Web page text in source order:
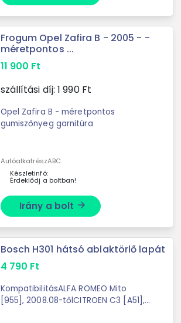
Frogum Opel Zafira B - 2005 - -
méretpontos ...
11 900 Ft
szállítási díj: 1 990Ft
Opel Zafira B - méretpontos
gumiszőnyeg garnitúra
AutóalkatrészABC
Készletinfó:
Érdeklődj a boltban!
Irány a bolt arrow_forward
Bosch H301 hátsó ablaktörlő lapát
4 790 Ft
KompatibilitásALFA ROMEO Mito
[955], 2008.08-tőlCITROEN C3 [A51],